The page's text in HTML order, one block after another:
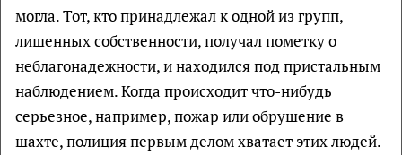
могла. Тот, кто принадлежал к одной из групп,
лишенных собственности, получал пометку о
неблагонадежности, и находился под пристальным
наблюдением. Когда происходит что-нибудь
серьезное, например, пожар или обрушение в
шахте, полиция первым делом хватает этих людей.